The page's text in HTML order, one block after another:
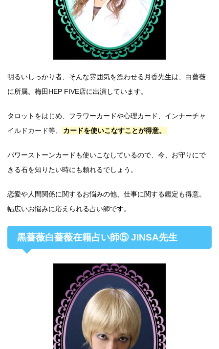
明るいしっかり者、そんな雰囲気を漂わせる月香先生は、白薔薇
に所属。梅田HEP FIVE店に出演しています。
タロットをはじめ、フラワーカードや心理カード、インナーチャ
イルドカード等、
カードを使いこなすことが得意。
パワーストーンカードも使いこなしているので、今、お守りにで
きる石を知りたい時にも頼れるでしょう。
恋愛や人間関係に関するお悩みの他、仕事に関する鑑定も得意。
幅広いお悩みに応えられる占い師です。
黒薔薇白薔薇在籍占い師⑤ JINSA先生